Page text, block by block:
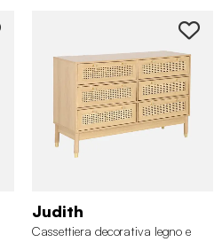
Judith
Cassettiera decorativa legno e